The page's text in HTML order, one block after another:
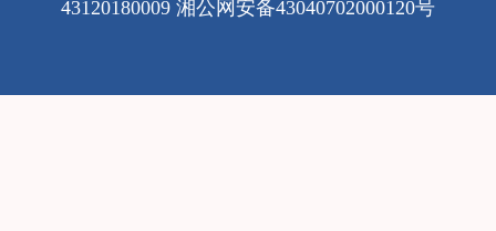
43120180009 湘公网安备43040702000120号